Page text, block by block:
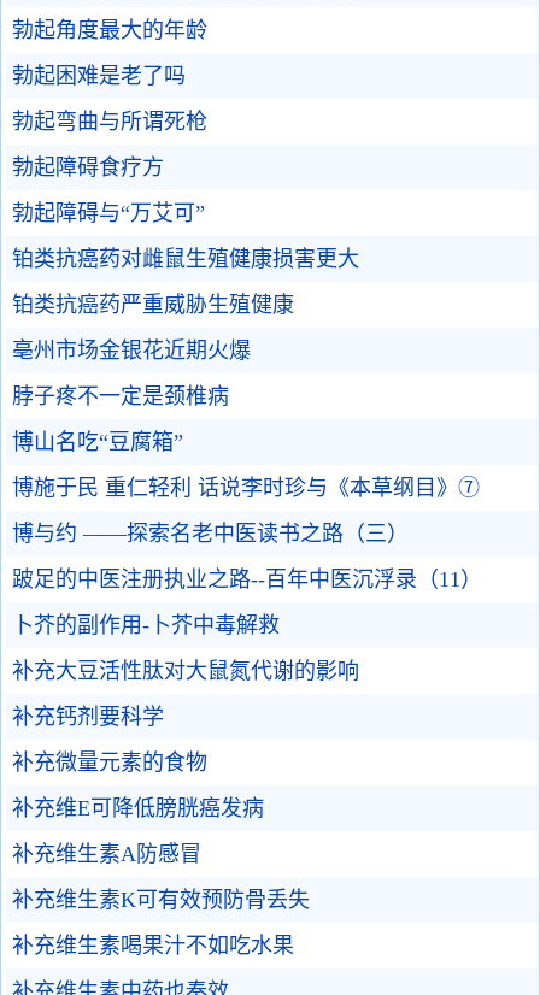
勃起角度最大的年龄
勃起困难是老了吗
勃起弯曲与所谓死枪
勃起障碍食疗方
勃起障碍与“万艾可”
铂类抗癌药对雌鼠生殖健康损害更大
铂类抗癌药严重威胁生殖健康
亳州市场金银花近期火爆
脖子疼不一定是颈椎病
博山名吃“豆腐箱”
博施于民 重仁轻利 话说李时珍与《本草纲目》⑦
博与约 ——探索名老中医读书之路（三）
跛足的中医注册执业之路--百年中医沉浮录（11）
卜芥的副作用-卜芥中毒解救
补充大豆活性肽对大鼠氮代谢的影响
补充钙剂要科学
补充微量元素的食物
补充维E可降低膀胱癌发病
补充维生素A防感冒
补充维生素K可有效预防骨丢失
补充维生素喝果汁不如吃水果